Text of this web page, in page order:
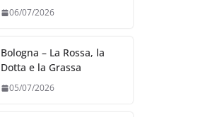
06/07/2026
Bologna – La Rossa, la
Dotta e la Grassa
05/07/2026